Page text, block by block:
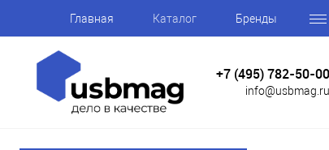
Главная Каталог Бренды
+7 (495) 782-50-00
info@usbmag.ru